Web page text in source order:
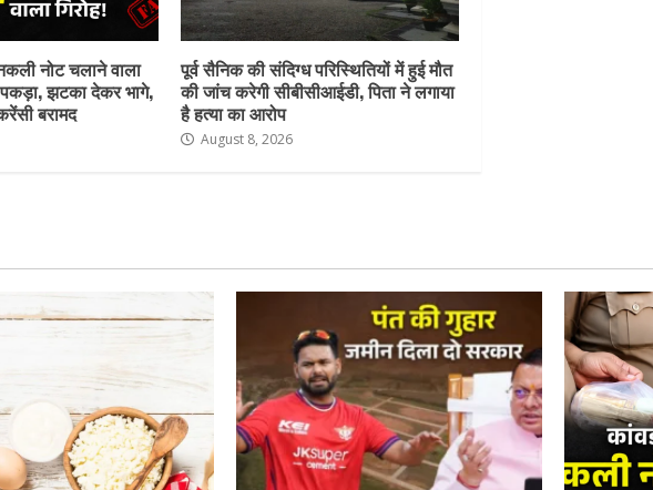
नोट चलाने वाला
पकड़ा, झटका देकर भागे,
बरामद
पूर्व सैनिक की संदिग्ध परिस्थितियों में हुई मौत
की जांच करेगी सीबीसीआईडी, पिता ने लगाया
है हत्या का आरोप
August 8, 2026